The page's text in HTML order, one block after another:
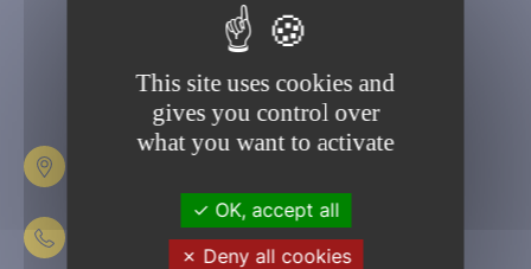
Place Fulbert de Beina
02 33 84 44 44
This site uses cookies and
gives you control over
what you want to activate
OK, accept all
Deny all cookies